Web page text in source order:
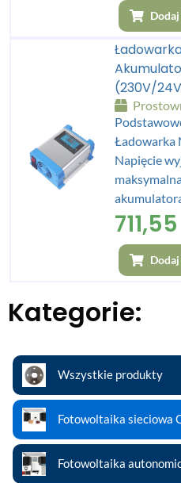
Kategorie:
Wszystkie produkty
Fotowoltaika sieciowa
Fotowoltaika
(230V/
Ładowarka
Napięcie
711,55